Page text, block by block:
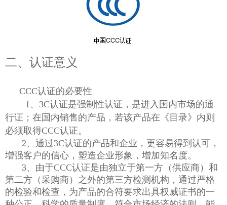
二、认证意义
CCC认证的必要性
1、3C认证是强制性认证，是进入国内市场的通
行证；在国内销售的产品，若该产品在《目录》内则
必须取得CCC认证。
2、通过3C认证的产品和企业，更容易得到认可，
增强客户的信心，塑造企业形象，增加知名度。
3、由于CCC认证是由独立于第一方（供应商）和
第二方（采购商）之外的第三方检测机构，通过严格
的检验和检查，为产品的合符要求出具权威证书的一